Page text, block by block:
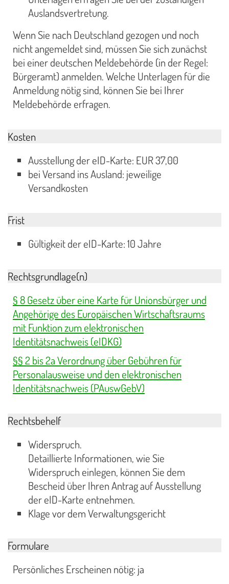
Auslandsvertretung.
Wenn Sie nach Deutschland gezogen und noch
nicht angemeldet sind, müssen Sie sich zunächst
bei einer deutschen Meldebehörde (in der Regel:
Bürgeramt) anmelden. Welche Unterlagen für die
Anmeldung nötig sind, können Sie bei Ihrer
Meldebehörde erfragen.
Kosten
Ausstellung der eID-Karte: EUR 37,00
bei Versand ins Ausland: jeweilige
Versandkosten
Frist
Gültigkeit der eID-Karte: 10 Jahre
Rechtsgrundlage(n)
§ 8 Gesetz über eine Karte für Unionsbürger und
Angehörige des Europäischen Wirtschaftsraums
mit Funktion zum elektronischen
Identitätsnachweis (eIDKG)
§§ 2 bis 2a Verordnung über Gebühren für
Personalausweise und den elektronischen
Identitätsnachweis (PAuswGebV)
Rechtsbehelf
Widerspruch.
Detaillierte Informationen, wie Sie
Widerspruch einlegen, können Sie dem
Bescheid über Ihren Antrag auf Ausstellung
der eID-Karte entnehmen.
Klage vor dem Verwaltungsgericht
Formulare
Persönliches Erscheinen nötig: ja